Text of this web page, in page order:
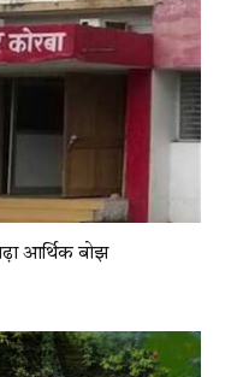
आर्थिक बोझ